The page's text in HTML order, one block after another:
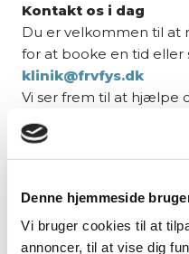
Denne hjemmeside
Vi bruger cookies til at
annoncer, til at vise dig
Kontakt os i dag
Du er velkommen til at
for at booke en tid eller
klinik@frvfys.dk
Vi ser frem til at hjælpe